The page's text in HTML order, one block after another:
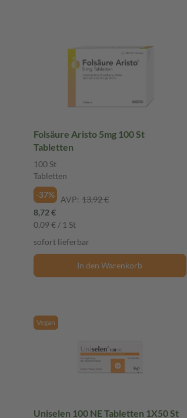
Folsäure Aristo 5mg 100 St
Tabletten
100 St
Tabletten
-37%
AVP: 13,92 €
8,72 €
0,09 € / 1 St
sofort lieferbar
In den Warenkorb
Vegan
Uniselen 100 NE Tabletten 1X50 St